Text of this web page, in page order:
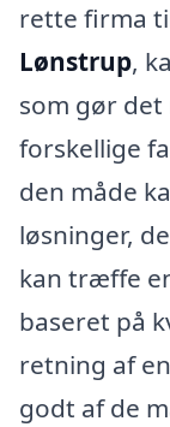
rette firma
Lønstrup,
som gør
forskellige
den måde
løsninger,
kan træffe
baseret på
retning af
godt af de